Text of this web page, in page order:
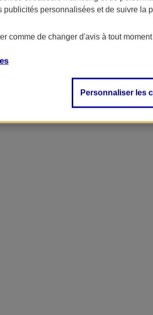
personnalisées et de suivre la
comme de changer d'avis à tout
Personnaliser les